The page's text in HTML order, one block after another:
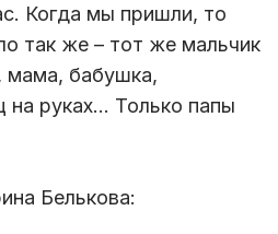
Когда мы пришли, то
так же – тот же мальчик
мама, бабушка,
на руках… Только папы
Белькова: